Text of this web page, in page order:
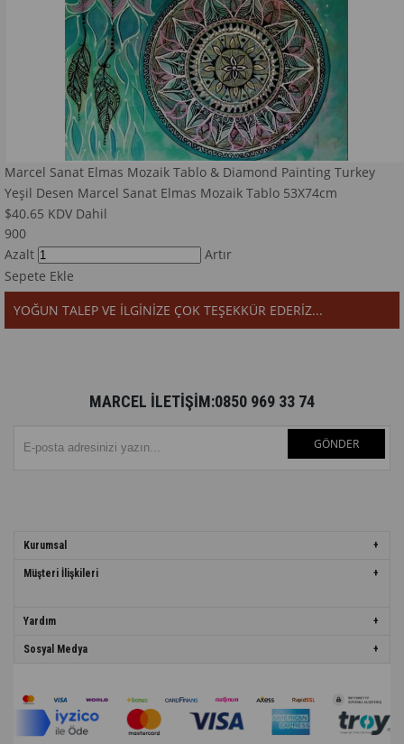
Marcel Sanat Elmas Mozaik Tablo & Diamond Painting Turkey
Yeşil Desen Marcel Sanat Elmas Mozaik Tablo 53X74cm
$40.65 KDV Dahil
900
Azalt
Artır
Sepete Ekle
YOĞUN TALEP VE İLGİNİZE ÇOK TEŞEKKÜR EDERİZ...
MARCEL İLETİŞİM:0850 969 33 74
GÖNDER
Kurumsal
Müşteri İlişkileri
Yardım
Sosyal Medya